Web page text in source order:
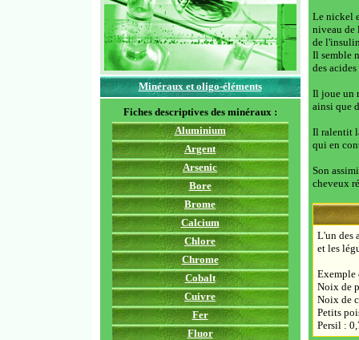
Minéraux et oligo-éléments
Fiches descriptives des minéraux :
Aluminium
Argent
Arsenic
Bore
Brome
Calcium
Chlore
Chrome
Cobalt
Cuivre
Fer
Fluor
Le nickel
niveau de
de
Il semble
des
Il joue un
ainsi que
Il ralentit
qui en
Son
cheveux
L'un des
et les
Exemple
Noix de
Noix de
Petits
Persil :